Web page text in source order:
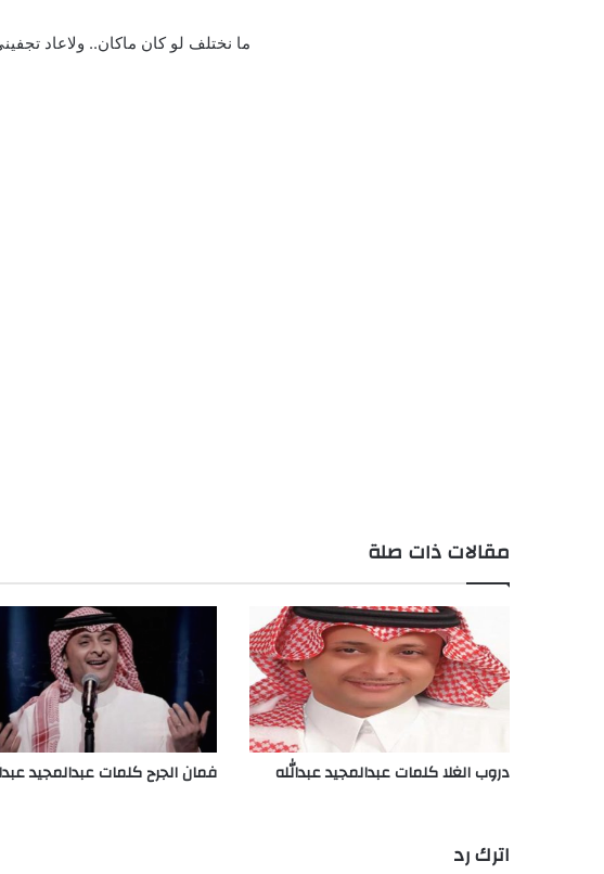
ما نختلف لو كان ماكان.. ولاعاد
مقالات ذات صلة
دروب الغلا كلمات عبدالمجيد عبدالله فمان الجرح كلمات عبدالمجيد
اترك رد